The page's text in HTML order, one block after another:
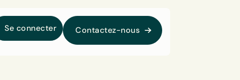
Se connecter Contactez-nous